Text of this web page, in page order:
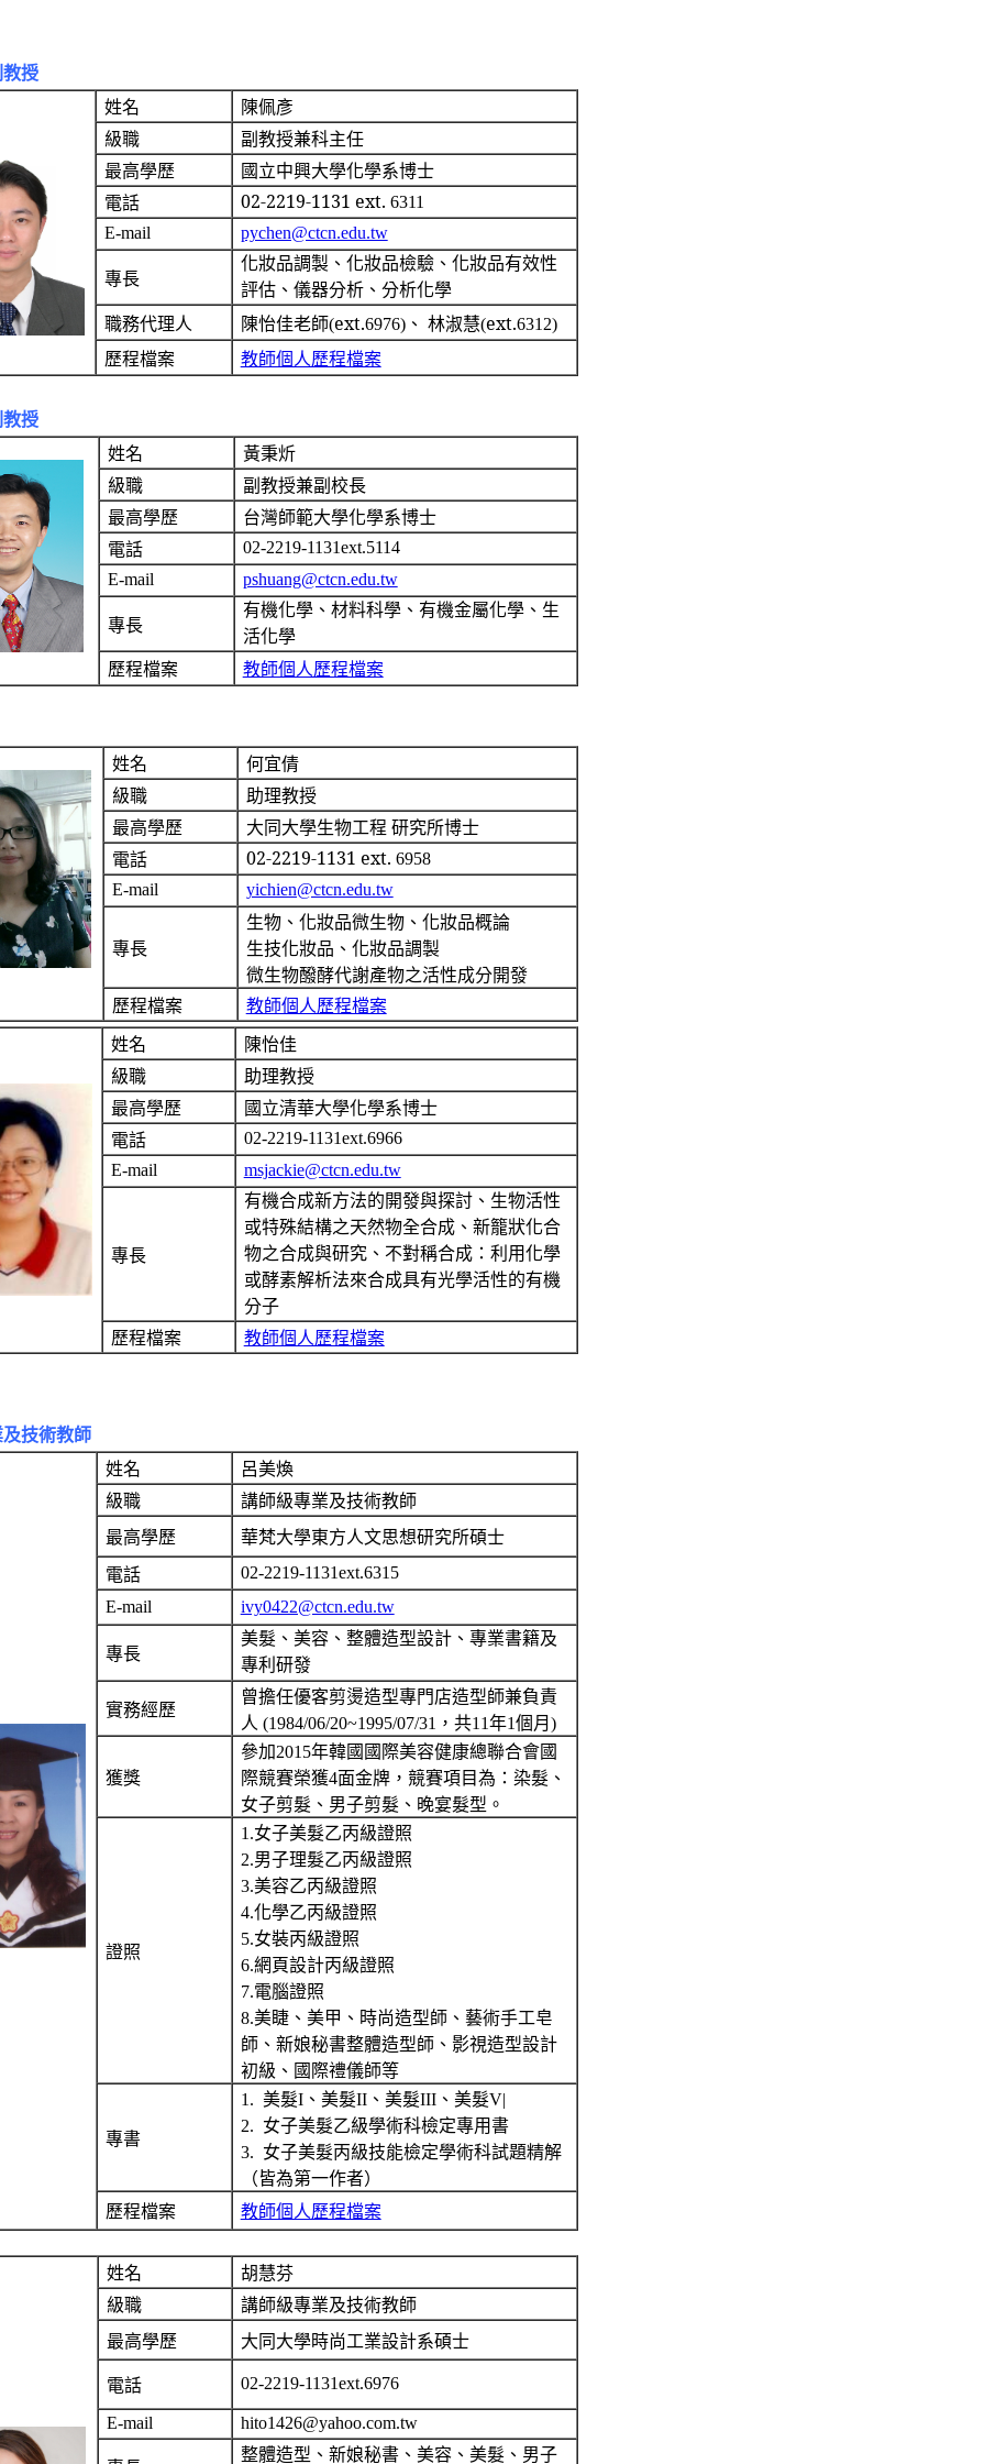
授
姓名
陳佩彥
級職
副教授兼科主任
最高學歷
國立中興大學化學系博士
電話 02-2219-1131 ext. 6311
E-mail
pychen@ctcn.edu.tw
專長
化妝品調製、化妝品檢驗、化妝品有效性
評估、儀器分析、分析化學
職務代理人
陳怡佳老師(ext.6976)、 林淑慧(ext.6312)
歷程檔案
教師個人歷程檔案
授
姓名
黃秉炘
級職
副教授兼副校長
最高學歷
台灣師範大學化學系博士
電話
02-2219-1131ext.5114
E-mail
pshuang@ctcn.edu.tw
專長
有機化學、材料科學、有機金屬化學、生
活化學
歷程檔案
教師個人歷程檔案
姓名
何宜倩
級職
助理教授
最高學歷
大同大學生物工程 研究所博士
電話 02-2219-1131 ext. 6958
E-mail
yichien@ctcn.edu.tw
專長
生物、化妝品微生物、化妝品概論
生技化妝品、化妝品調製
微生物醱酵代謝產物之活性成分開發
歷程檔案
教師個人歷程檔案
姓名
陳怡佳
級職
助理教授
最高學歷
國立清華大學化學系博士
電話
02-2219-1131ext.6966
E-mail
msjackie@ctcn.edu.tw
專長
有機合成新方法的開發與探討、生物活性
或特殊結構之天然物全合成、新籠狀化合
物之合成與研究、不對稱合成：利用化學
或酵素解析法來合成具有光學活性的有機
分子
歷程檔案
教師個人歷程檔案
技術教師
姓名
呂美煥
級職
講師級專業及技術教師
最高學歷
華梵大學東方人文思想研究所碩士
電話
02-2219-1131ext.6315
E-mail
ivy0422@ctcn.edu.tw
專長
美髮、美容、整體造型設計、專業書籍及
專利研發
實務經歷
曾擔任優客剪燙造型專門店造型師兼負責
人 (1984/06/20~1995/07/31，共11年1個月)
獲獎
參加2015年韓國國際美容健康總聯合會國
際競賽榮獲4面金牌，競賽項目為：染髮、
女子剪髮、男子剪髮、晚宴髮型。
證照
1.女子美髮乙丙級證照
2.男子理髮乙丙級證照
3.美容乙丙級證照
4.化學乙丙級證照
5.女裝丙級證照
6.網頁設計丙級證照
7.電腦證照
8.美睫、美甲、時尚造型師、藝術手工皂
師、新娘秘書整體造型師、影視造型設計
初級、國際禮儀師等
專書
1. 美髮I、美髮II、美髮III、美髮V|
2. 女子美髮乙級學術科檢定專用書
3. 女子美髮丙級技能檢定學術科試題精解
（皆為第一作者）
歷程檔案
教師個人歷程檔案
姓名
胡慧芬
級職
講師級專業及技術教師
最高學歷
大同大學時尚工業設計系碩士
電話 02-2219-1131ext.6976
E-mail hito1426@yahoo.com.tw
整體造型、新娘秘書、美容、美髮、男子